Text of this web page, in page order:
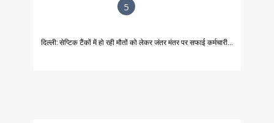
5
दिल्ली: सेप्टिक टैंकों में हो रही मौतों को लेकर जंतर मंतर पर सफाई कर्मचारी...